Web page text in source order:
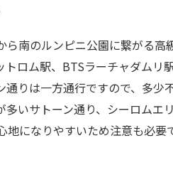
ら南のルンピニ公園に繋がる
トロム駅、BTSラーチャダム
通りは一方通行ですので、多
多いサトーン通り、シーロム
地になりやすいため注意も必要